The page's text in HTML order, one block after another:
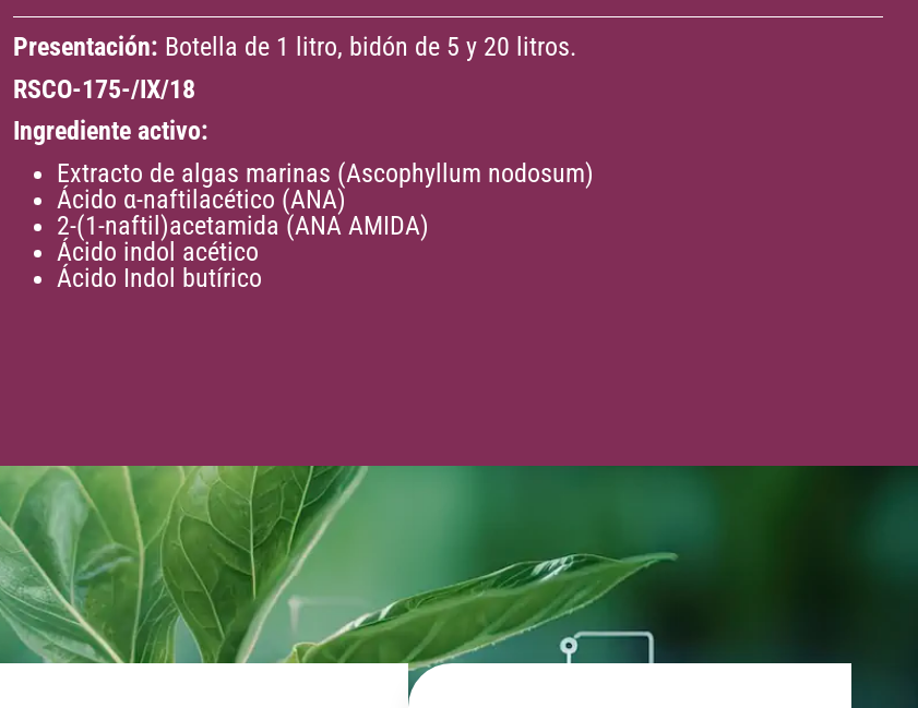
Presentación: Botella de 1 litro, bidón de 5 y 20 litros.
RSCO-175-/IX/18
Ingrediente activo:
Extracto de algas marinas (Ascophyllum nodosum)
Ácido α-naftilacético (ANA)
2-(1-naftil)acetamida (ANA AMIDA)
Ácido indol acético
Ácido Indol butírico